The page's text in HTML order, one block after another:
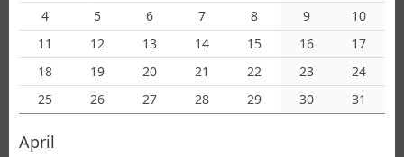
4
5 6 7 8 9
10
11
12 13 14 15 16
17
18
19 20 21 22 23
24
25
26 27 28 29 30 31
April